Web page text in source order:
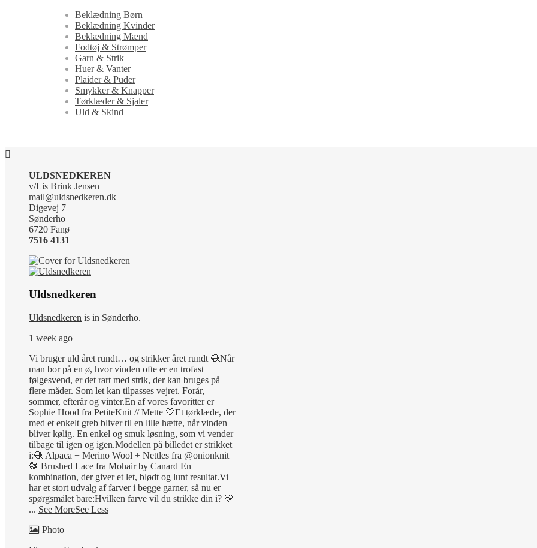
Beklædning Børn
Beklædning Kvinder
Beklædning Mænd
Fodtøj & Strømper
Garn & Strik
Huer & Vanter
Plaider & Puder
Smykker & Knapper
Tørklæder & Sjaler
Uld & Skind
ULDSNEDKEREN
v/Lis Brink Jensen
mail@uldsnedkeren.dk
Digevej 7
Sønderho
6720 Fanø
7516 4131
Uldsnedkeren
Uldsnedkeren is in Sønderho.
1 week ago
Vi bruger uld året rundt… og strikker året rundt 🧶Når
man bor på en ø, hvor vinden ofte er en trofast
følgesvend, er det rart med strik, der kan bruges på
flere måder. Som let kan tilpasses vejret. Forår,
sommer, efterår og vinter.En af vores favoritter er
Sophie Hood fra PetiteKnit // Mette 🤍Et tørklæde, der
med et enkelt greb bliver til en lille hætte, når vinden
bliver kølig. En enkel og smuk løsning, som vi vender
tilbage til igen og igen.Modellen på billedet er strikket
i:🧶 Alpaca + Merino Wool + Nettles fra @onionknit
🧶 Brushed Lace fra Mohair by Canard En
kombination, der giver et let, blødt og lunt resultat.Vi
har et stort udvalg af farver i begge garner, så nu er
spørgsmålet bare:Hvilken farve vil du strikke din i? 💛
... See MoreSee Less
Photo